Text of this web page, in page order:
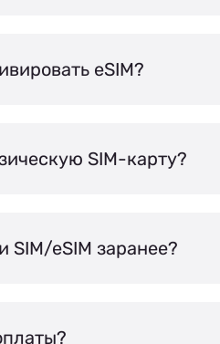
eSIM?
SIM-карту?
eSIM заранее?